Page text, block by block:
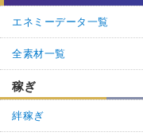
エネミーデータ一覧
全素材一覧
稼ぎ
絆稼ぎ